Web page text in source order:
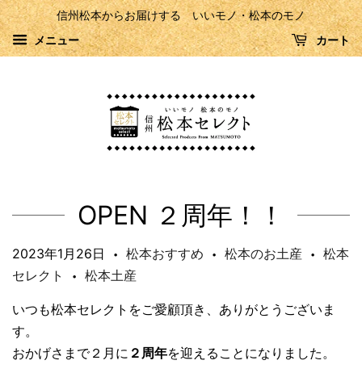
信州松本からお届けする いいモノ・松本のモノ
メニュー
カート
OPEN ２周年！！
2023年1月26日 • 松本おすすめ • 松本のお土産 •
松本
セレクト
• 松本土産
いつも松本セレクトをご愛顧頂き、ありがとうございま
す。
おかげさまで２月に ２周年を迎えることになりました。